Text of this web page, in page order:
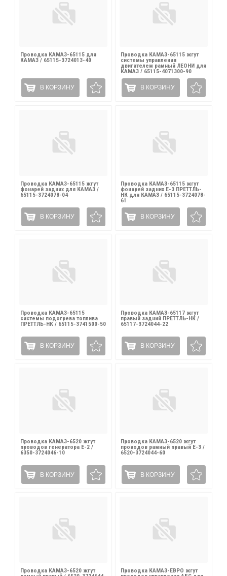
Проводка КАМАЗ-65115 для
КАМАЗ / 65115-3724013-40
В КОРЗИНУ
Проводка КАМАЗ-65115 жгут
системы управления
двигателем рамный ЛЕОНИ для
КАМАЗ / 65115-4071300-90
В КОРЗИНУ
Проводка КАМАЗ-65115 жгут
фонарей задних для КАМАЗ /
65115-3724078-04
В КОРЗИНУ
Проводка КАМАЗ-65115 жгут
фонарей задних Е-3 ПРЕТТЛЬ-
НК для КАМАЗ / 65115-3724078-
61
В КОРЗИНУ
Проводка КАМАЗ-65115
системы подогрева топлива
ПРЕТТЛЬ-НК / 65115-3741500-50
В КОРЗИНУ
Проводка КАМАЗ-65117 жгут
правый задний ПРЕТТЛЬ-НК /
65117-3724044-22
В КОРЗИНУ
Проводка КАМАЗ-6520 жгут
проводов генератора Е-2 /
6350-3724046-10
В КОРЗИНУ
Проводка КАМАЗ-6520 жгут
проводов рамный правый Е-3 /
6520-3724044-60
В КОРЗИНУ
Проводка КАМАЗ-6520 жгут Проводка КАМАЗ-ЕВРО жгут